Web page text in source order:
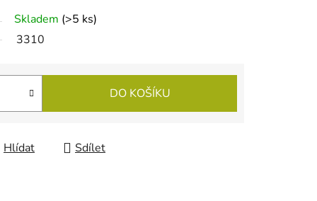
Skladem (>5 ks)
3310
DO KOŠÍKU
Hlídat Sdílet